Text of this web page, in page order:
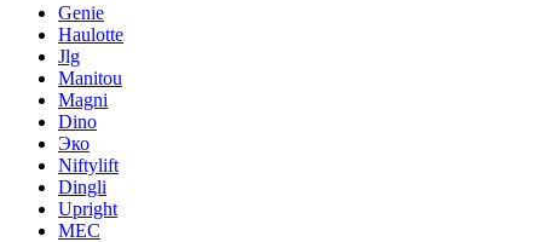
Genie
Haulotte
Jlg
Manitou
Magni
Dino
Эко
Niftylift
Dingli
Upright
MEC